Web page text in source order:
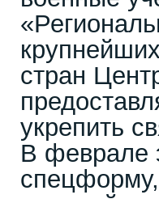
стран
укрепить
В феврале